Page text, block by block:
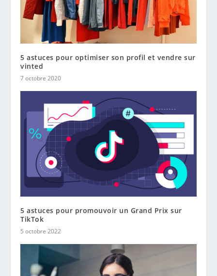
5 astuces pour optimiser son profil et vendre sur
vinted
7 octobre 2020
5 astuces pour promouvoir un Grand Prix sur
TikTok
5 octobre 2022